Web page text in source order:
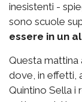
inesistenti -
sono scuole
essere in un
Questa
dove, in effetti,
Quintino Sella i